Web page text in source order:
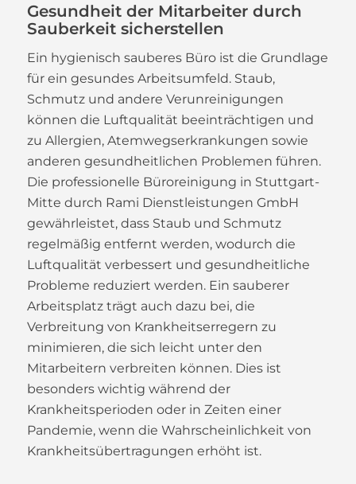
Gesundheit der Mitarbeiter durch
Sauberkeit sicherstellen
Ein hygienisch sauberes Büro ist die Grundlage
für ein gesundes Arbeitsumfeld. Staub,
Schmutz und andere Verunreinigungen
können die Luftqualität beeinträchtigen und
zu Allergien, Atemwegserkrankungen sowie
anderen gesundheitlichen Problemen führen.
Die professionelle Büroreinigung in Stuttgart-
Mitte durch Rami Dienstleistungen GmbH
gewährleistet, dass Staub und Schmutz
regelmäßig entfernt werden, wodurch die
Luftqualität verbessert und gesundheitliche
Probleme reduziert werden. Ein sauberer
Arbeitsplatz trägt auch dazu bei, die
Verbreitung von Krankheitserregern zu
minimieren, die sich leicht unter den
Mitarbeitern verbreiten können. Dies ist
besonders wichtig während der
Krankheitsperioden oder in Zeiten einer
Pandemie, wenn die Wahrscheinlichkeit von
Krankheitsübertragungen erhöht ist.